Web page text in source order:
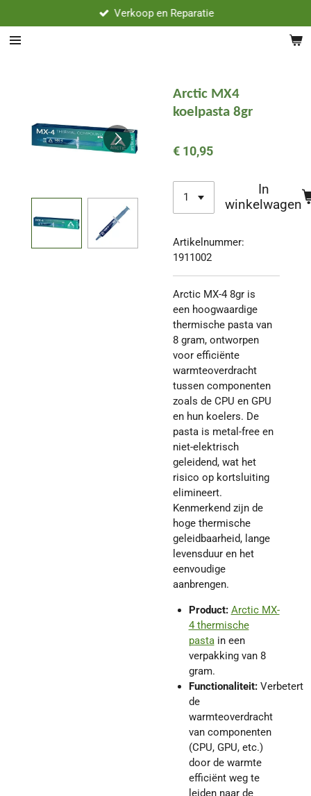
direct
naar
Verkoop en Reparatie
Arctic MX4
koelpasta 8gr
€ 10,95
In
winkelwagen
Artikelnummer:
1911002
Arctic MX-4 8gr is
een hoogwaardige
thermische pasta van
8 gram, ontworpen
voor efficiënte
warmteoverdracht
tussen componenten
zoals de CPU en GPU
en hun koelers. De
pasta is metal-free en
niet-elektrisch
geleidend, wat het
risico op kortsluiting
elimineert.
Kenmerkend zijn de
hoge thermische
geleidbaarheid, lange
levensduur en het
eenvoudige
aanbrengen.
Product: Arctic MX-
4 thermische
pastain een
verpakking van 8
gram.
Functionaliteit:Verbetert
de
warmteoverdracht
van componenten
(CPU, GPU, etc.)
door de warmte
efficiënt weg te
leiden naar de